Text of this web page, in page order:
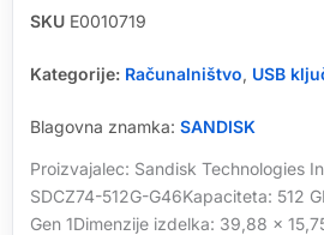
SKU E0010719
Kategorije: Računalništvo, USB
Blagovna znamka: SANDISK
Proizvajalec: Sandisk Technologies
SDCZ74-512G-G46Kapaciteta: 512
Gen 1Dimenzije izdelka: 39,88 x